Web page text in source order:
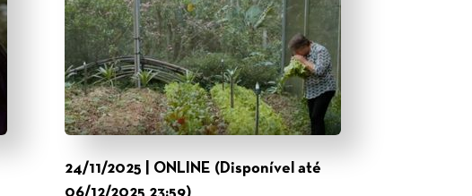
24/11/2025 | ONLINE (Disponível até
06/12/2025 23:59)